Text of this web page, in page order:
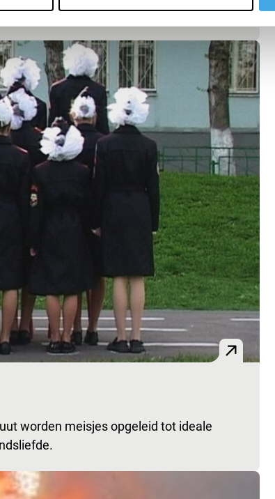
Spe
worden meisjes opgeleid tot ideale